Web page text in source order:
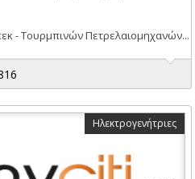
- Τουρμπινών Πετρελαιομηχανών...
Ηλεκτρογενήτριες